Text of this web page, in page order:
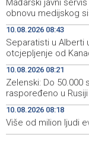
Lendo u
u kojoj se zlo nikada
12:00
Potpisani
zdravstvu,
11:42
Puhovski:
EU has no clear plan
11:30
Buldić-Bešić:
priliku za nastavak
Mađarski javni
obnovu medijskog
10.08.2026 08:43
Separatisti u Alberti
otcjepljenje od
10.08.2026 08:21
Zelenski: Do 50.000
raspoređeno u Rusiji
10.08.2026 08:18
Više od milion ljudi